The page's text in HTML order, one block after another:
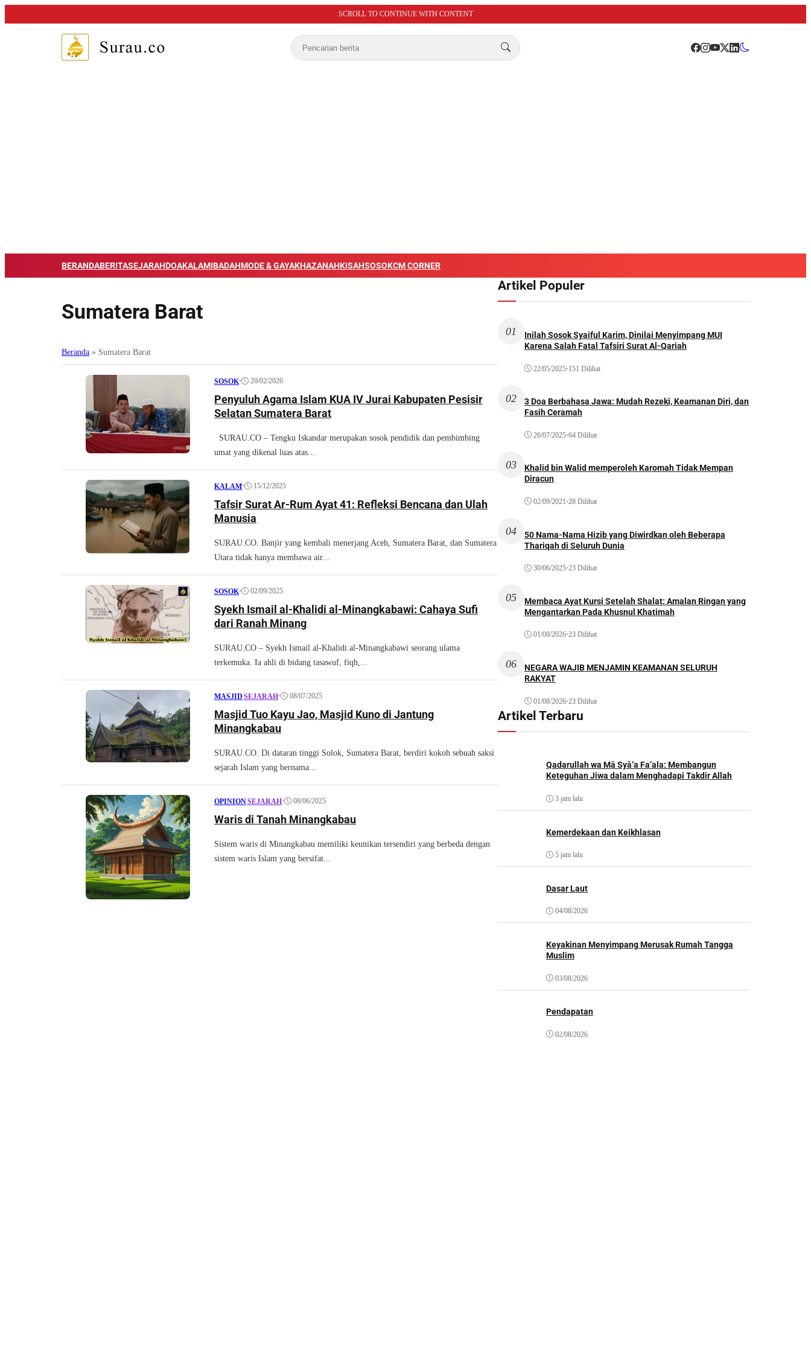
SCROLL TO CONTINUE WITH CONTENT
BERANDABERITASEJARAHDOAKALAMIBADAHMODE & GAYAKHAZANAHKISAHSOSOKCM CORNER
Sumatera Barat
Beranda » Sumatera Barat
SOSOK• 20/02/2026
Penyuluh Agama Islam KUA IV Jurai Kabupaten Pesisir
Selatan Sumatera Barat
SURAU.CO – Tengku Iskandar merupakan sosok pendidik dan pembimbing
umat yang dikenal luas atas...
KALAM• 15/12/2025
Tafsir Surat Ar-Rum Ayat 41: Refleksi Bencana dan Ulah
Manusia
SURAU.CO. Banjir yang kembali menerjang Aceh, Sumatera Barat, dan Sumatera
Utara tidak hanya membawa air...
SOSOK• 02/09/2025
Syekh Ismail al-Khalidi al-Minangkabawi: Cahaya Sufi
dari Ranah Minang
SURAU.CO – Syekh Ismail al-Khalidi al-Minangkabawi seorang ulama
terkemuka. Ia ahli di bidang tasawuf, fiqh,...
MASJID |SEJARAH• 08/07/2025
Masjid Tuo Kayu Jao, Masjid Kuno di Jantung
Minangkabau
SURAU.CO. Di dataran tinggi Solok, Sumatera Barat, berdiri kokoh sebuah saksi
sejarah Islam yang bernama...
OPINION|SEJARAH• 08/06/2025
Waris di Tanah Minangkabau
Sistem waris di Minangkabau memiliki keunikan tersendiri yang berbeda dengan
sistem waris Islam yang bersifat...
Artikel Populer
01
Inilah Sosok Syaiful Karim, Dinilai Menyimpang MUI
Karena Salah Fatal Tafsiri Surat Al-Qariah
22/05/2025•151 Dilihat
02
3 Doa Berbahasa Jawa: Mudah Rezeki, Keamanan Diri, dan
Fasih Ceramah
26/07/2025•64 Dilihat
03
Khalid bin Walid memperoleh Karomah Tidak Mempan
Diracun
02/09/2021•28 Dilihat
04
50 Nama-Nama Hizib yang Diwirdkan oleh Beberapa
Thariqah di Seluruh Dunia
30/06/2025•23 Dilihat
05
Membaca Ayat Kursi Setelah Shalat: Amalan Ringan yang
Mengantarkan Pada Khusnul Khatimah
01/08/2026•23 Dilihat
06
NEGARA WAJIB MENJAMIN KEAMANAN SELURUH
RAKYAT
01/08/2026•23 Dilihat
Artikel Terbaru
Qadarullah wa Mā Syā’a Fa’ala: Membangun
Keteguhan Jiwa dalam Menghadapi Takdir Allah
3 jam lalu
Kemerdekaan dan Keikhlasan
5 jam lalu
Dasar Laut
04/08/2026
Keyakinan Menyimpang Merusak Rumah Tangga
Muslim
03/08/2026
Pendapatan
02/08/2026